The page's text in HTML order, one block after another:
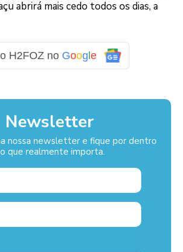
abrirá mais cedo todos os dias, a
H2FOZ no Google
Newsletter
nossa newsletter e fique por dentro
que realmente importa.